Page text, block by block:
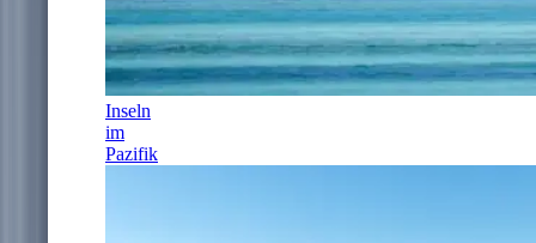
Inseln
im
Pazifik